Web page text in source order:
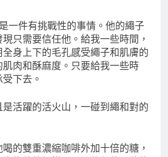
一件有挑戰性的事情。他的繩子
只需要信任他。給我一些時間，
身上下的毛孔感受繩子和肌膚的
肉和酥麻度。只要給我一些時
下去。
活躍的活火山，一碰到繩和對的
的雙重濃縮咖啡外加十倍的糖，